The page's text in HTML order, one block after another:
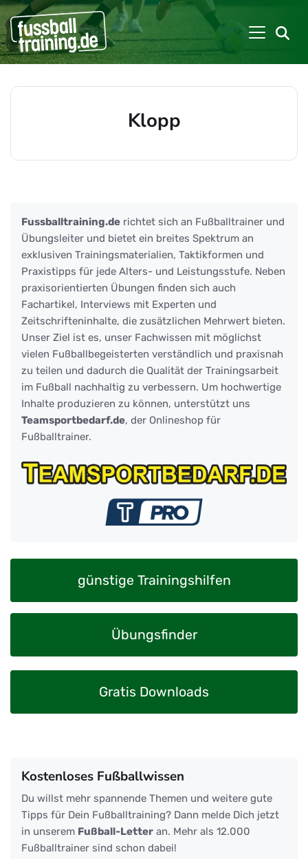
Klopp
Fussballtraining.de richtet sich an Fußballtrainer und
Übungsleiter und bietet ein breites Spektrum an
exklusiven Trainingsmaterialien, Taktikformen und
Praxistipps für jede Alters- und Leistungsstufe. Neben
praxisorientierten Übungen finden sich auch
Fachartikel, Interviews mit Experten und
Zeitschrifteninhalte, die zusätzlichen Mehrwert bieten.
Unser Ziel ist es, unser Fachwissen mit möglichst
vielen Fußballbegeisterten verständlich und praxisnah
zu teilen und dadurch die Qualität der Trainingsarbeit
im Fußball nachhaltig zu verbessern. Um hochwertige
Inhalte produzieren zu können, unterstützt uns
Teamsportbedarf.de, der Onlineshop für
Fußballtrainer.
günstige Trainingshilfen
Übungsfinder
Gratis Downloads
Kostenloses Fußballwissen
Du willst mehr spannende Themen und weitere gute
Tipps für Dein Fußballtraining? Dann melde Dich jetzt
in unserem Fußball-Letter an. Mehr als 12.000
Fußballtrainer sind schon dabei!